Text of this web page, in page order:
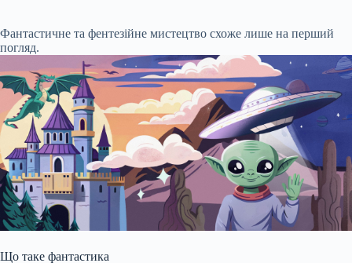
Фантастичне та фентезійне мистецтво схоже лише на перший
погляд.
Що таке фантастика